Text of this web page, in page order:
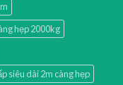
hẹp 2000kg
siêu dài 2m càng hẹp